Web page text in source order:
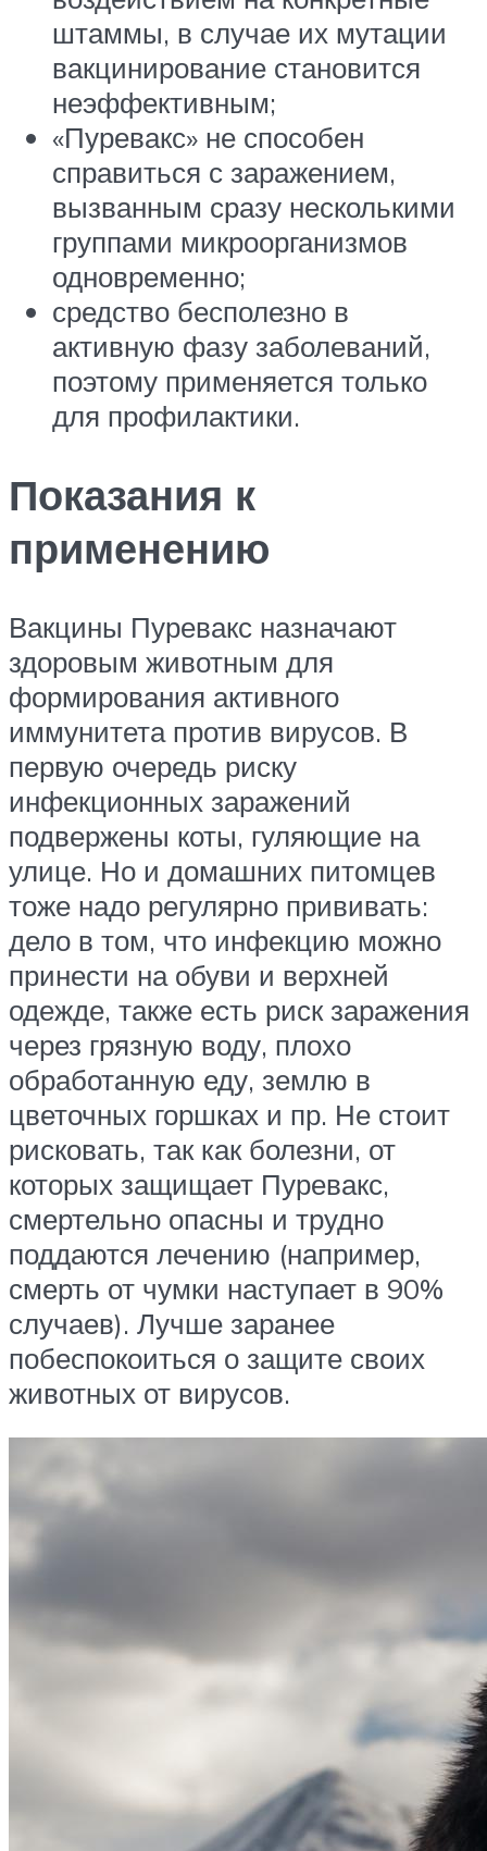
штаммы, в случае их мутации
вакцинирование становится
неэффективным;
«Пуревакс» не способен
справиться с заражением,
вызванным сразу несколькими
группами микроорганизмов
одновременно;
средство бесполезно в
активную фазу заболеваний,
поэтому применяется только
для профилактики.
Показания к
применению
Вакцины Пуревакс назначают
здоровым животным для
формирования активного
иммунитета против вирусов. В
первую очередь риску
инфекционных заражений
подвержены коты, гуляющие на
улице. Но и домашних питомцев
тоже надо регулярно прививать:
дело в том, что инфекцию можно
принести на обуви и верхней
одежде, также есть риск заражения
через грязную воду, плохо
обработанную еду, землю в
цветочных горшках и пр. Не стоит
рисковать, так как болезни, от
которых защищает Пуревакс,
смертельно опасны и трудно
поддаются лечению (например,
смерть от чумки наступает в 90%
случаев). Лучше заранее
побеспокоиться о защите своих
животных от вирусов.